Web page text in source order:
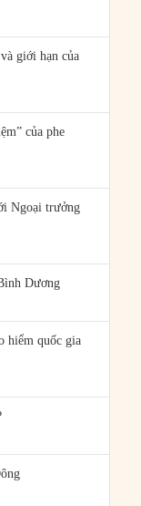
giới hạn của
của phe
Ngoại trưởng
Dương
hiểm quốc gia